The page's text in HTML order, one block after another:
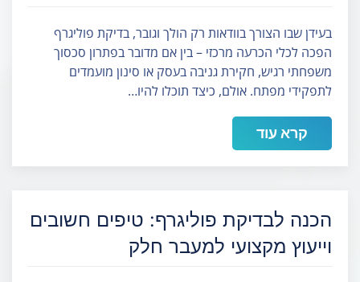
בעידן שבו הצורך בוודאות רק הולך וגובר, בדיקת פוליגרף
הפכה לכלי הכרעה מרכזי – בין אם מדובר בפתרון סכסוך
משפחתי רגיש, חקירת גניבה בעסק או סינון מועמדים
לתפקידי מפתח. אולם, כיצד תוכלו להיו…
קרא עוד
הכנה לבדיקת פוליגרף: טיפים חשובים
וייעוץ מקצועי למעבר חלק